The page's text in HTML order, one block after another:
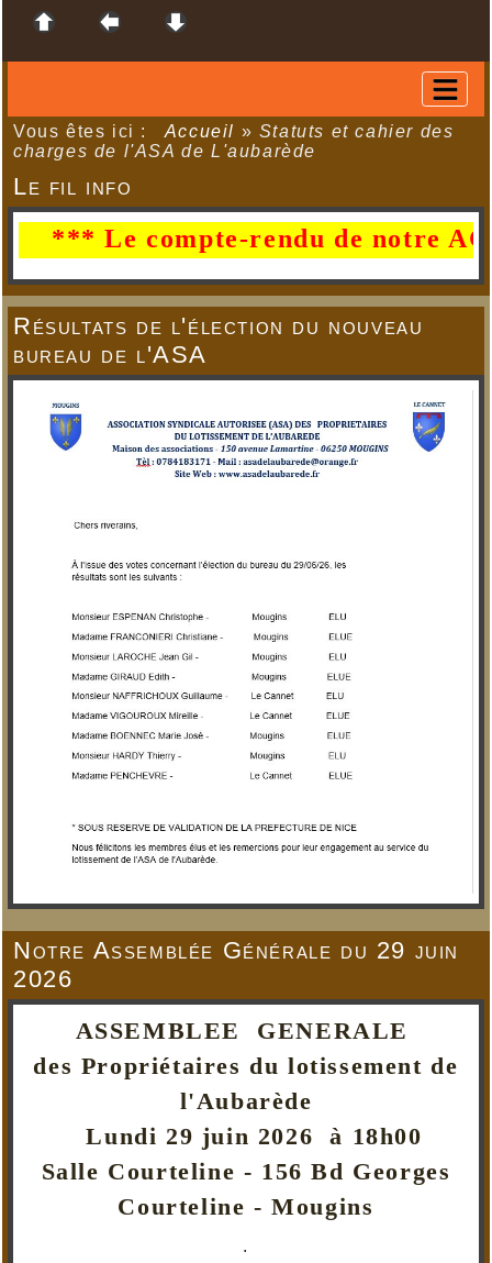
Vous êtes ici : Accueil » Statuts et cahier des
charges de l'ASA de L'aubarède
Le fil info
*** Le compte-rendu de notre AG
Résultats de l'élection du nouveau
bureau de l'ASA
Notre Assemblée Générale du 29 juin
2026
ASSEMBLEE GENERALE
des Propriétaires du lotissement de
l'Aubarède
Lundi 29 juin 2026 à 18h00
Salle Courteline - 156 Bd Georges
Courteline - Mougins
.